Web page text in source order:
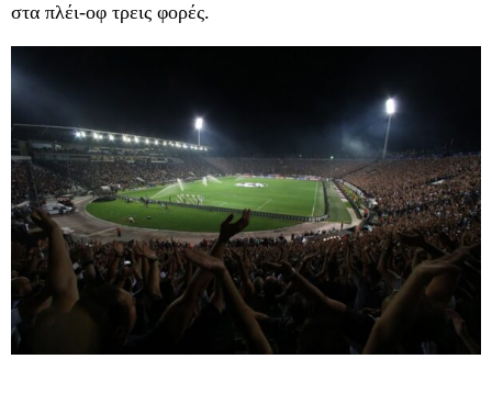
στα πλέι-οφ τρεις φορές.